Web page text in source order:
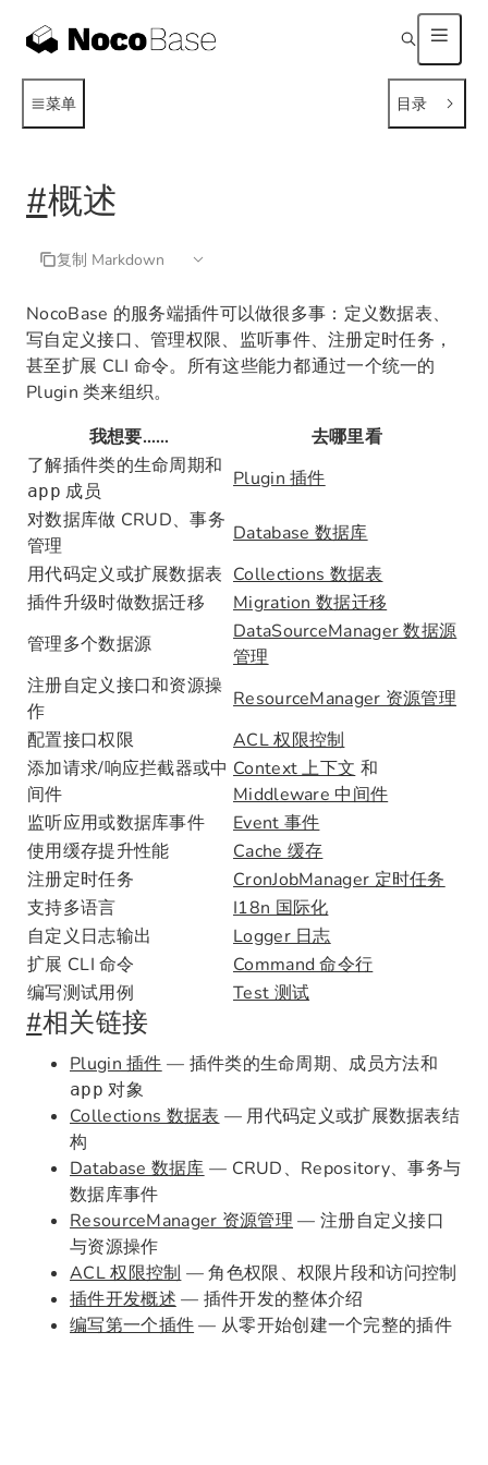
菜单 目录
#概述
复制 Markdown
NocoBase 的服务端插件可以做很多事：定义数据表、
写自定义接口、管理权限、监听事件、注册定时任务，
甚至扩展 CLI 命令。所有这些能力都通过一个统一的
Plugin 类来组织。
我想要……
去哪里看
了解插件类的生命周期和
app 成员
Plugin 插件
对数据库做 CRUD、事务
管理
Database 数据库
用代码定义或扩展数据表 Collections 数据表
插件升级时做数据迁移
Migration 数据迁移
管理多个数据源
DataSourceManager 数据源
管理
注册自定义接口和资源操
作
ResourceManager 资源管理
配置接口权限
ACL 权限控制
添加请求/响应拦截器或中
间件
Context 上下文 和
Middleware 中间件
监听应用或数据库事件
Event 事件
使用缓存提升性能
Cache 缓存
注册定时任务
CronJobManager 定时任务
支持多语言
I18n 国际化
自定义日志输出
Logger 日志
扩展 CLI 命令
Command 命令行
编写测试用例
Test 测试
#相关链接
Plugin 插件 — 插件类的生命周期、成员方法和
app 对象
Collections 数据表 — 用代码定义或扩展数据表结
构
Database 数据库 — CRUD、Repository、事务与
数据库事件
ResourceManager 资源管理— 注册自定义接口
与资源操作
ACL 权限控制 — 角色权限、权限片段和访问控制
插件开发概述 — 插件开发的整体介绍
编写第一个插件— 从零开始创建一个完整的插件